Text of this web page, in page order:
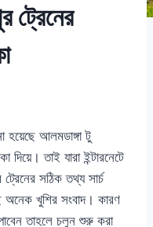
ট্রেনের
হয়েছে আলমডাঙ্গা টু
দিয়ে। তাই যারা ইন্টারনেটে
সঠিক তথ্য সার্চ
অনেক খুশির সংবাদ। কারণ
তাহলে চলুন শুরু করা